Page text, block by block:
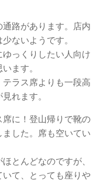
路があります。店内
ないようです。
っくりしたい人向け
ます。
ラス席よりも一段高
れます。
に！登山帰りで靴の
した。席も空いてい
とんどなのですが、
て、とっても座りや